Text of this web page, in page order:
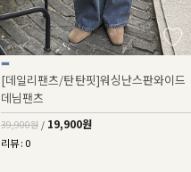
[데일리팬츠/탄탄핏]워싱난스판와이드
데님팬츠
39,900원 / 19,900원
리뷰 : 0